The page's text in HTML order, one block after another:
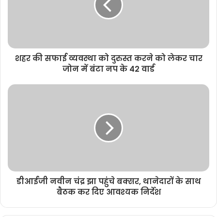
शहर की सफाई व्यवस्था को दुरुस्त करने को लेकर चार
जोन में बंटा नप के 42 वार्ड
डीआईजी नवीन चंद्र झा पहुंचे बक्सर, थानेदारों के साथ
बैठक कर दिए आवश्यक निर्देश